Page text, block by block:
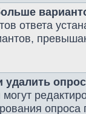
ответа
удалить